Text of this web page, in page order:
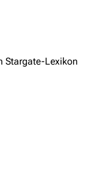
Stargate-Lexikon